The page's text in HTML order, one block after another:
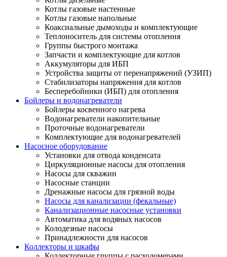
Котлы газовые настенные
Котлы газовые напольные
Коаксиальные дымоходы и комплектующие
Теплоноситель для системы отопления
Группы быстрого монтажа
Запчасти и комплектующие для котлов
Аккумуляторы для ИБП
Устройства защиты от перенапряжений (УЗИП)
Стабилизаторы напряжения для котлов
Бесперебойники (ИБП) для отопления
Бойлеры и водонагреватели
Бойлеры косвенного нагрева
Водонагреватели накопительные
Проточные водонагреватели
Комплектующие для водонагревателей
Насосное оборудование
Установки для отвода конденсата
Циркуляционные насосы для отопления
Насосы для скважин
Насосные станции
Дренажные насосы для грязной воды
Насосы для канализации (фекальные)
Канализационные насосные установки
Автоматика для водяных насосов
Колодезные насосы
Принадлежности для насосов
Коллекторы и шкафы